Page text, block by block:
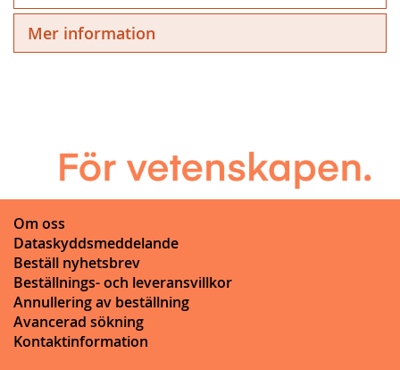
Mer information
Om oss
Dataskyddsmeddelande
Beställ nyhetsbrev
Beställnings- och leveransvillkor
Annullering av beställning
Avancerad sökning
Kontaktinformation